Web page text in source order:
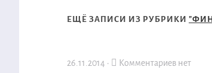
ЕЩЁ ЗАПИСИ ИЗ РУБРИКИ
26.11.2014 · Комментариев нет